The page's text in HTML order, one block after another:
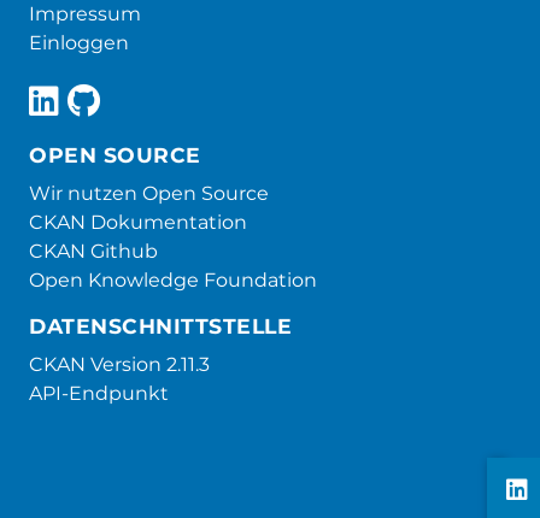
Impressum
Einloggen
OPEN SOURCE
Wir nutzen Open Source
CKAN Dokumentation
CKAN Github
Open Knowledge Foundation
DATENSCHNITTSTELLE
CKAN Version 2.11.3
API-Endpunkt